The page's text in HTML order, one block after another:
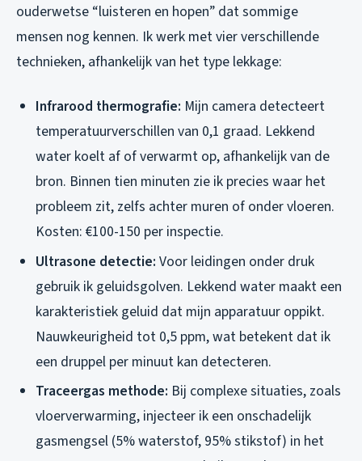
ouderwetse “luisteren en hopen” dat sommige
mensen nog kennen. Ik werk met vier verschillende
technieken, afhankelijk van het type lekkage:
Infrarood thermografie: Mijn camera detecteert
temperatuurverschillen van 0,1 graad. Lekkend
water koelt af of verwarmt op, afhankelijk van de
bron. Binnen tien minuten zie ik precies waar het
probleem zit, zelfs achter muren of onder vloeren.
Kosten: €100-150 per inspectie.
Ultrasone detectie: Voor leidingen onder druk
gebruik ik geluidsgolven. Lekkend water maakt een
karakteristiek geluid dat mijn apparatuur oppikt.
Nauwkeurigheid tot 0,5 ppm, wat betekent dat ik
een druppel per minuut kan detecteren.
Traceergas methode: Bij complexe situaties, zoals
vloerverwarming, injecteer ik een onschadelijk
gasmengsel (5% waterstof, 95% stikstof) in het